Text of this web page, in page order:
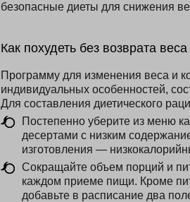
безопасные диеты для снижения
Как похудеть без возврата
Программу для изменения веса и
индивидуальных особенностей,
Для составления диетического
Постепенно уберите из меню
десертами с низким
изготовления —
Сокращайте объем порций и
каждом приеме пищи. Кроме
добавьте в расписание два